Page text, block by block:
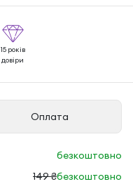
15 років
довіри
Оплата
безкоштовно
149 ₴безкоштовно